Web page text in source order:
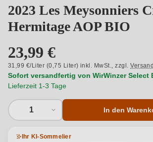
2023 Les Meysonniers
Hermitage AOP BIO
23,99 €
31,99 €/Liter (0,75 Liter) inkl. MwSt.,zzgl.Versand
Sofort versandfertig von WirWinzer Select
Lieferzeit 1-3 Tage
1 In den
Ihr KI-Sommelier